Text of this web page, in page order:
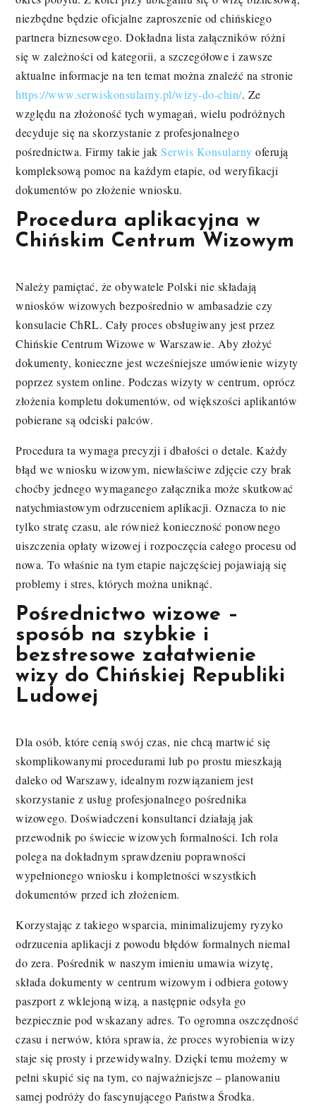
niezbędne będzie oficjalne zaproszenie od chińskiego
partnera biznesowego. Dokładna lista załączników różni
się w zależności od kategorii, a szczegółowe i zawsze
aktualne informacje na ten temat można znaleźć na stronie
https://www.serwiskonsularny.pl/wizy-do-chin/. Ze
względu na złożoność tych wymagań, wielu podróżnych
decyduje się na skorzystanie z profesjonalnego
pośrednictwa. Firmy takie jakSerwis Konsularny oferują
kompleksową pomoc na każdym etapie, od weryfikacji
dokumentów po złożenie wniosku.
Procedura aplikacyjna w
Chińskim Centrum Wizowym
Należy pamiętać, że obywatele Polski nie składają
wniosków wizowych bezpośrednio w ambasadzie czy
konsulacie ChRL. Cały proces obsługiwany jest przez
Chińskie Centrum Wizowe w Warszawie. Aby złożyć
dokumenty, konieczne jest wcześniejsze umówienie wizyty
poprzez system online. Podczas wizyty w centrum, oprócz
złożenia kompletu dokumentów, od większości aplikantów
pobierane są odciski palców.
Procedura ta wymaga precyzji i dbałości o detale. Każdy
błąd we wniosku wizowym, niewłaściwe zdjęcie czy brak
choćby jednego wymaganego załącznika może skutkować
natychmiastowym odrzuceniem aplikacji. Oznacza to nie
tylko stratę czasu, ale również konieczność ponownego
uiszczenia opłaty wizowej i rozpoczęcia całego procesu od
nowa. To właśnie na tym etapie najczęściej pojawiają się
problemy i stres, których można uniknąć.
Pośrednictwo wizowe –
sposób na szybkie i
bezstresowe załatwienie
wizy do Chińskiej Republiki
Ludowej
Dla osób, które cenią swój czas, nie chcą martwić się
skomplikowanymi procedurami lub po prostu mieszkają
daleko od Warszawy, idealnym rozwiązaniem jest
skorzystanie z usług profesjonalnego pośrednika
wizowego. Doświadczeni konsultanci działają jak
przewodnik po świecie wizowych formalności. Ich rola
polega na dokładnym sprawdzeniu poprawności
wypełnionego wniosku i kompletności wszystkich
dokumentów przed ich złożeniem.
Korzystając z takiego wsparcia, minimalizujemy ryzyko
odrzucenia aplikacji z powodu błędów formalnych niemal
do zera. Pośrednik w naszym imieniu umawia wizytę,
składa dokumenty w centrum wizowym i odbiera gotowy
paszport z wklejoną wizą, a następnie odsyła go
bezpiecznie pod wskazany adres. To ogromna oszczędność
czasu i nerwów, która sprawia, że proces wyrobienia wizy
staje się prosty i przewidywalny. Dzięki temu możemy w
pełni skupić się na tym, co najważniejsze – planowaniu
samej podróży do fascynującego Państwa Środka.